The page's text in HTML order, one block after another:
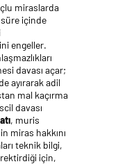
miraslarda
içinde
engeller.
davası açar;
ayırarak adil
mal kaçırma
davası
, muris
miras hakkını
teknik bilgi,
için,